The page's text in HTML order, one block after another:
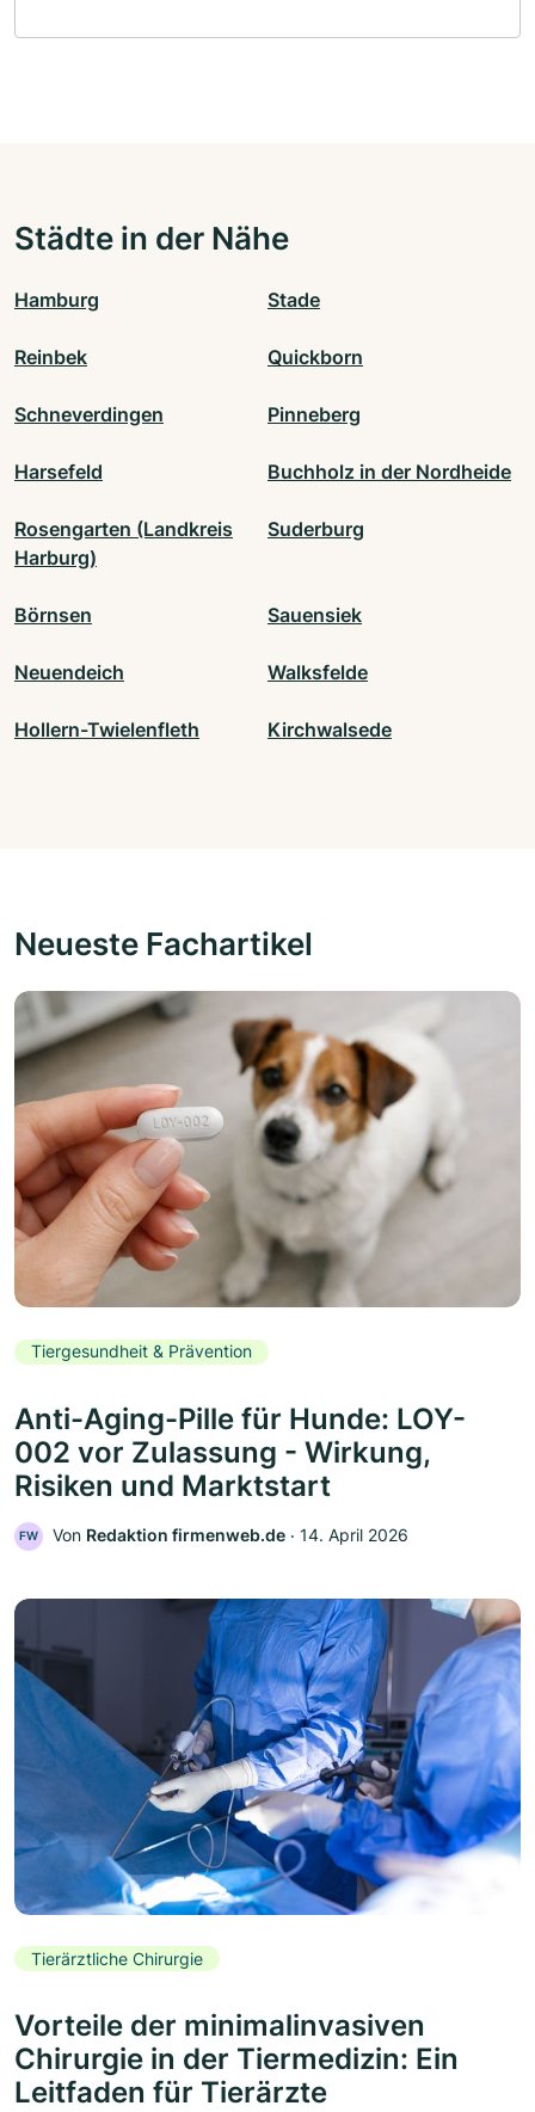
Städte in der Nähe
Hamburg Stade
Reinbek Quickborn
Schneverdingen Pinneberg
Harsefeld Buchholz in der Nordheide
Rosengarten (Landkreis
Harburg)
Suderburg
Börnsen Sauensiek
Neuendeich Walksfelde
Hollern-Twielenfleth Kirchwalsede
Neueste Fachartikel
Tiergesundheit & Prävention
Anti-Aging-Pille für Hunde: LOY-
002 vor Zulassung - Wirkung,
Risiken und Marktstart
FW Von Redaktion firmenweb.de ‧ 14. April 2026
Tierärztliche Chirurgie
Vorteile der minimalinvasiven
Chirurgie in der Tiermedizin: Ein
Leitfaden für Tierärzte